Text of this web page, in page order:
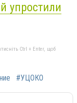
упростили
Ctrl + Enter, щоб
#УЦОКО